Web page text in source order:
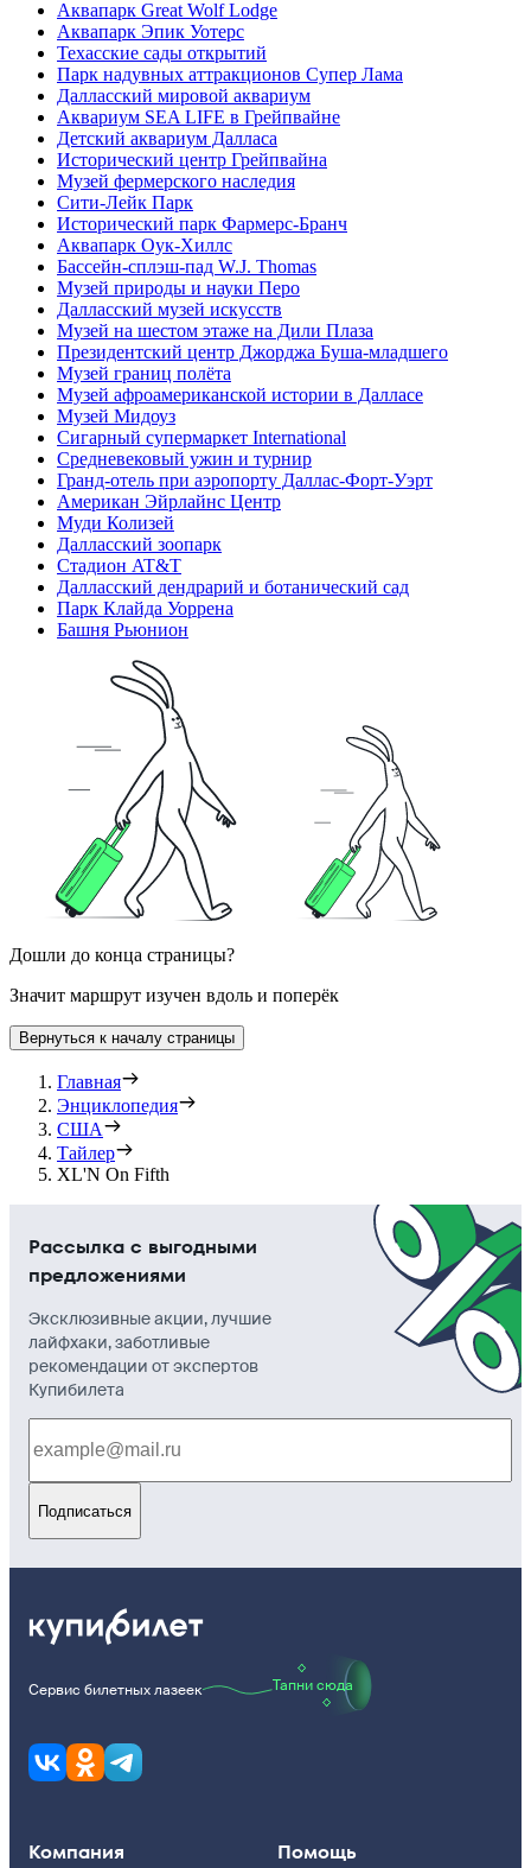
Аквапарк Great Wolf Lodge
Аквапарк Эпик Уотерс
Техасские сады открытий
Парк надувных аттракционов Супер Лама
Далласский мировой аквариум
Аквариум SEA LIFE в Грейпвайне
Детский аквариум Далласа
Исторический центр Грейпвайна
Музей фермерского наследия
Сити-Лейк Парк
Исторический парк Фармерс-Бранч
Аквапарк Оук-Хиллс
Бассейн-сплэш-пад W.J. Thomas
Музей природы и науки Перо
Далласский музей искусств
Музей на шестом этаже на Дили Плаза
Президентский центр Джорджа Буша-младшего
Музей границ полёта
Музей афроамериканской истории в Далласе
Музей Мидоуз
Сигарный супермаркет International
Средневековый ужин и турнир
Гранд-отель при аэропорту Даллас-Форт-Уэрт
Американ Эйрлайнс Центр
Муди Колизей
Далласский зоопарк
Стадион AT&T
Далласский дендрарий и ботанический сад
Парк Клайда Уоррена
Башня Рьюнион
Дошли до конца страницы?
Значит маршрут изучен вдоль и поперёк
Вернуться к началу страницы
Главная
Энциклопедия
США
Тайлер
XL'N On Fifth
Рассылка с выгодными
предложениями
Эксклюзивные акции, лучшие
лайфхаки, заботливые
рекомендации от экспертов
Купибилета
Подписаться
Сервис билетных лазеек Тапни сюда
Компания Помощь